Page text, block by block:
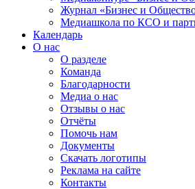
Журнал «Бизнес и
Медиашкола по КСО и
Календарь
О нас
О разделе
Команда
Благодарности
Медиа о нас
Отзывы о нас
Отчёты
Помочь нам
Документы
Скачать логотипы
Реклама на сайте
Контакты